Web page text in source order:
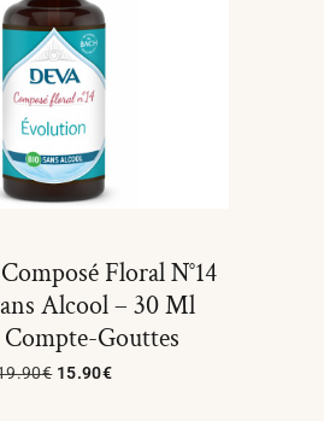
Floral N°14
Alcool – 30 Ml
Gouttes
€ 15.90€